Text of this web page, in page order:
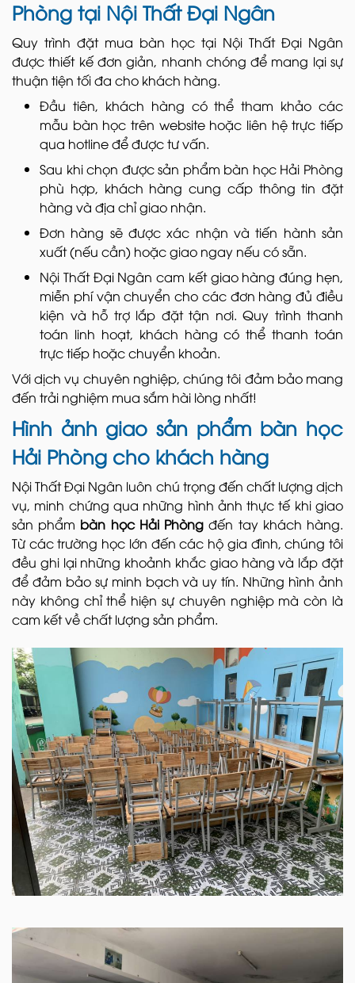
Phòng tại Nội Thất Đại Ngân
Quy trình đặt mua bàn học tại Nội Thất Đại Ngân
được thiết kế đơn giản, nhanh chóng để mang lại sự
thuận tiện tối đa cho khách hàng.
Đầu tiên, khách hàng có thể tham khảo các
mẫu bàn học trên website hoặc liên hệ trực tiếp
qua hotline để được tư vấn.
Sau khi chọn được sản phẩm bàn học Hải Phòng
phù hợp, khách hàng cung cấp thông tin đặt
hàng và địa chỉ giao nhận.
Đơn hàng sẽ được xác nhận và tiến hành sản
xuất (nếu cần) hoặc giao ngay nếu có sẵn.
Nội Thất Đại Ngân cam kết giao hàng đúng hẹn,
miễn phí vận chuyển cho các đơn hàng đủ điều
kiện và hỗ trợ lắp đặt tận nơi. Quy trình thanh
toán linh hoạt, khách hàng có thể thanh toán
trực tiếp hoặc chuyển khoản.
Với dịch vụ chuyên nghiệp, chúng tôi đảm bảo mang
đến trải nghiệm mua sắm hài lòng nhất!
Hình ảnh giao sản phẩm bàn học
Hải Phòng cho khách hàng
Nội Thất Đại Ngân luôn chú trọng đến chất lượng dịch
vụ, minh chứng qua những hình ảnh thực tế khi giao
sản phẩm bàn học Hải Phòng đến tay khách hàng.
Từ các trường học lớn đến các hộ gia đình, chúng tôi
đều ghi lại những khoảnh khắc giao hàng và lắp đặt
để đảm bảo sự minh bạch và uy tín. Những hình ảnh
này không chỉ thể hiện sự chuyên nghiệp mà còn là
cam kết về chất lượng sản phẩm.